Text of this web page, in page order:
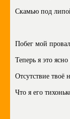
Скамью под
Побег мой
Теперь я это
Отсутствие твоё
Что я его